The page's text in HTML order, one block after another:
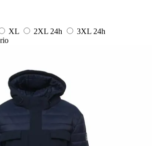
XL 2XL 24h 3XL 24h